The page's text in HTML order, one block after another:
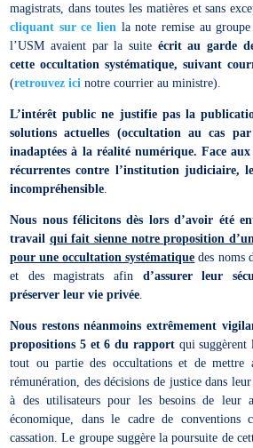
magistrats, dans toutes les matières et sans
cliquant sur ce lien la note remise au
l’USM avaient par la suite écrit au garde
cette occultation systématique, suivant
(retrouvez icinotre courrier au ministre).
L’intérêt public ne justifie pas la
solutions actuelles (occultation au cas
inadaptées à la réalité numérique. Face
récurrentes contre l’institution judiciaire,
incompréhensible
Nous nous félicitons dès lors d’avoir été
travail qui fait sienne notre proposition
pour une occultation systématique des noms
et des magistrats afin d’assurer leur
préserver leur vie privée
Nous restons néanmoins extrêmement
propositions 5 et 6 du rapport qui suggèrent
tout ou partie des occultations et de mettre
rémunération, des décisions de justice dans
à des utilisateurs pour les besoins de leur
économique, dans le cadre de conventions
cassation. Le groupe suggère la poursuite de